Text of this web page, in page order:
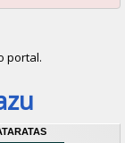
portal.